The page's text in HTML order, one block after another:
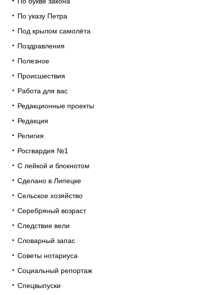
По указу Петра
Под крылом самолёта
Поздравления
Полезное
Происшествия
Работа для вас
Редакционные проекты
Редакция
Религия
Росгвардия №1
С лейкой и блокнотом
Сделано в Липецке
Сельское хозяйство
Серебряный возраст
Следствие вели
Словарный запас
Советы нотариуса
Социальный репортаж
Спецвыпуски